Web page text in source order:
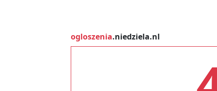
ogloszenia.niedziela.nl